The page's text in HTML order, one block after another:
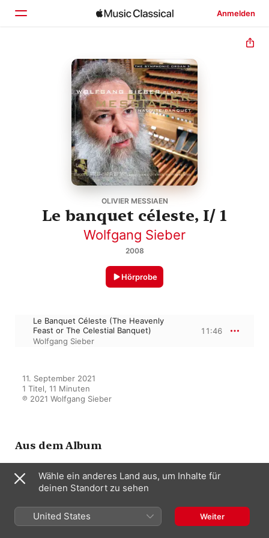
Anmelden
Startseite
Entdecken
Suchen
OLIVIER MESSIAEN
Le banquet céleste, I/ 1
Wolfgang Sieber
2008
Hörprobe
Le Banquet Céleste (The Heavenly
Feast or The Celestial Banquet)
Wolfgang Sieber
11:46
11. September 2021
1 Titel, 11 Minuten
℗ 2021 Wolfgang Sieber
Aus dem Album
The Symphonic Organ 3: Olivier
Wolfgang Sieber
Wähle ein anderes Land aus, um Inhalte für
deinen Standort zu sehen
United States Weiter